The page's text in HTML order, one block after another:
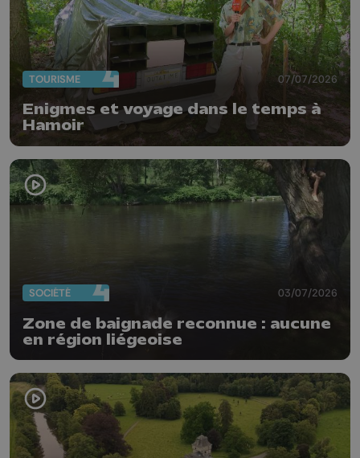
TOURISME 07/07/2026
Enigmes et voyage dans le temps à
Hamoir
SOCIÉTÉ 03/07/2026
Zone de baignade reconnue : aucune
en région liégeoise